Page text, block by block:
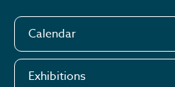
Calendar
Exhibitions